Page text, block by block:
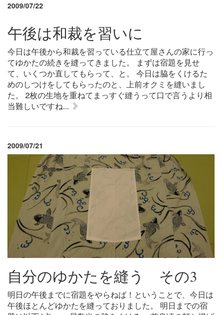
2009/07/22
午後は和裁を習いに
今日は午後から和裁を習っている仕立て屋さんの家に行っ
てゆかたの続きを縫ってきました。 まずは宿題を見せ
て、いくつか直してもらって、と。 今日は脇をくけるた
めのしつけをしてもらったのと、上前オクミを縫いまし
た。 2枚の生地を重ねてまっすぐ縫うって口で言うより相
当難しいですね...
2009/07/21
自分のゆかたを縫う その3
明日の午後までに宿題をやらねば！ということで、今日は
午後ほとんどゆかたを縫っておりました。 明日までの宿